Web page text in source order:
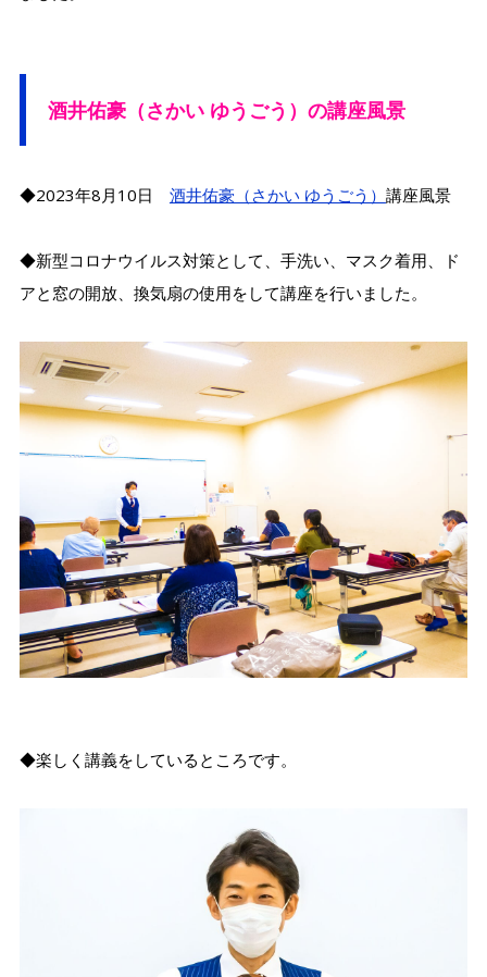
酒井佑豪（さかい ゆうごう）の講座風景
◆2023年8月10日 酒井佑豪（さかい ゆうごう） 講座風景
◆新型コロナウイルス対策として、手洗い、マスク着用、ド
アと窓の開放、換気扇の使用をして講座を行いました。
◆楽しく講義をしているところです。